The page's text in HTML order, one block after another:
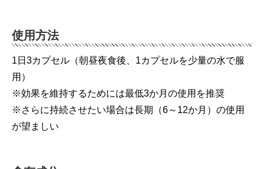
使用方法
1日3カプセル（朝昼夜食後、1カプセルを少量の水で服
用）
※効果を維持するためには最低3か月の使用を推奨
※さらに持続させたい場合は長期（6～12か月）の使用
が望ましい